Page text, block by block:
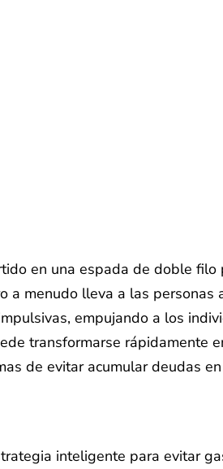
en una espada de doble filo
a menudo lleva a las personas
empujando a los
transformarse rápidamente
de evitar acumular deudas
inteligente para evitar